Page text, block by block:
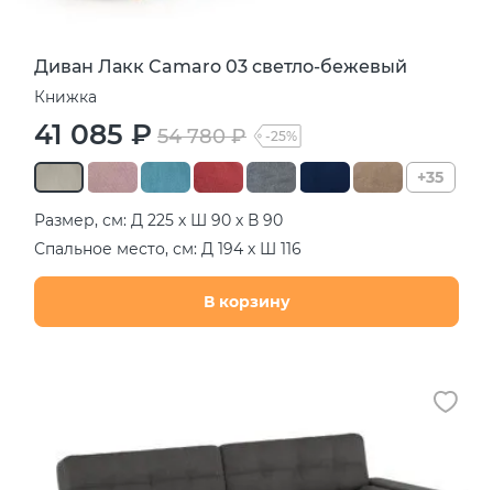
Диван Лакк Camaro 03 светло-бежевый
Книжка
41 085 ₽ 54 780 ₽ -25%
+35
Размер, см: Д 225 х Ш 90 х В 90
Спальное место, см: Д 194 х Ш 116
В корзину